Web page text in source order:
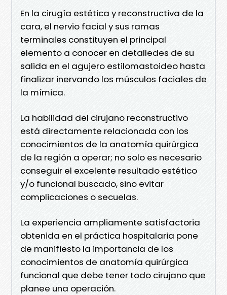
En la cirugía estética y reconstructiva de la
cara, el nervio facial y sus ramas
terminales constituyen el principal
elemento a conocer en detalledes de su
salida en el agujero estilomastoideo hasta
finalizar inervando los músculos faciales de
la mímica.
La habilidad del cirujano reconstructivo
está directamente relacionada con los
conocimientos de la anatomía quirúrgica
de la región a operar; no solo es necesario
conseguir el excelente resultado estético
y/o funcional buscado, sino evitar
complicaciones o secuelas.
La experiencia ampliamente satisfactoria
obtenida en el práctica hospitalaria pone
de manifiesto la importancia de los
conocimientos de anatomía quirúrgica
funcional que debe tener todo cirujano que
planee una operación.